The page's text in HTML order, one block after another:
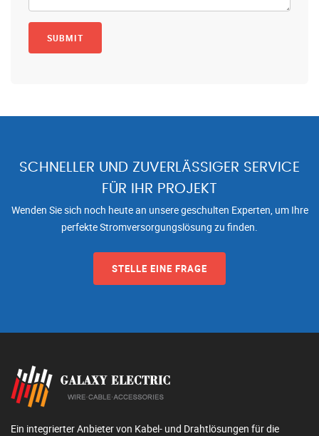
SCHNELLER UND ZUVERLÄSSIGER SERVICE
FÜR IHR PROJEKT
Wenden Sie sich noch heute an unsere geschulten Experten, um Ihre
perfekte Stromversorgungslösung zu finden.
STELLE EINE FRAGE
Ein integrierter Anbieter von Kabel- und Drahtlösungen für die